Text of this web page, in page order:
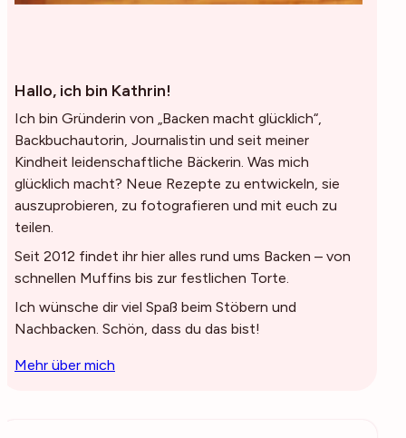
Hallo, ich bin Kathrin!
Ich bin Gründerin von „Backen macht glücklich“,
Backbuchautorin, Journalistin und seit meiner
Kindheit leidenschaftliche Bäckerin. Was mich
glücklich macht? Neue Rezepte zu entwickeln, sie
auszuprobieren, zu fotografieren und mit euch zu
teilen.
Seit 2012 findet ihr hier alles rund ums Backen – von
schnellen Muffins bis zur festlichen Torte.
Ich wünsche dir viel Spaß beim Stöbern und
Nachbacken. Schön, dass du das bist!
Mehr über mich